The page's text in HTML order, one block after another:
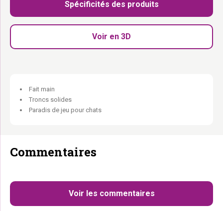
Vis M10 incluses :Prêt à monter.
Pour prolonger. Parce qu’elle veut toujours plus de surface à griffer.
Spécificités des produits
Voir en 3D
Fait main
Troncs solides
Paradis de jeu pour chats
Commentaires
Voir les commentaires